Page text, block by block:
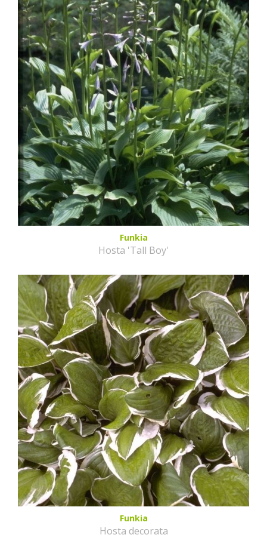
Funkia
Hosta 'Tall Boy'
Funkia
Hosta decorata